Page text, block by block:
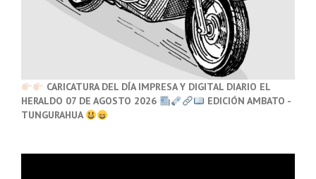
CARICATURA DEL DÍA IMPRESA Y DIGITAL DIARIO EL
HERALDO 07 DE AGOSTO 2026
EDICIÓN AMBATO -
TUNGURAHUA